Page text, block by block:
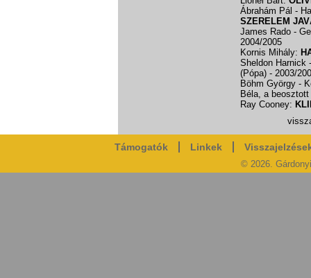
Ábrahám Pál -
SZERELEM
James Rado -
2004/2005
Kornis Mihály:
Sheldon
(Pópa) - 2003/
Böhm György -
Béla, a
Ray Cooney:
Támogatók Linkek
© 2026.